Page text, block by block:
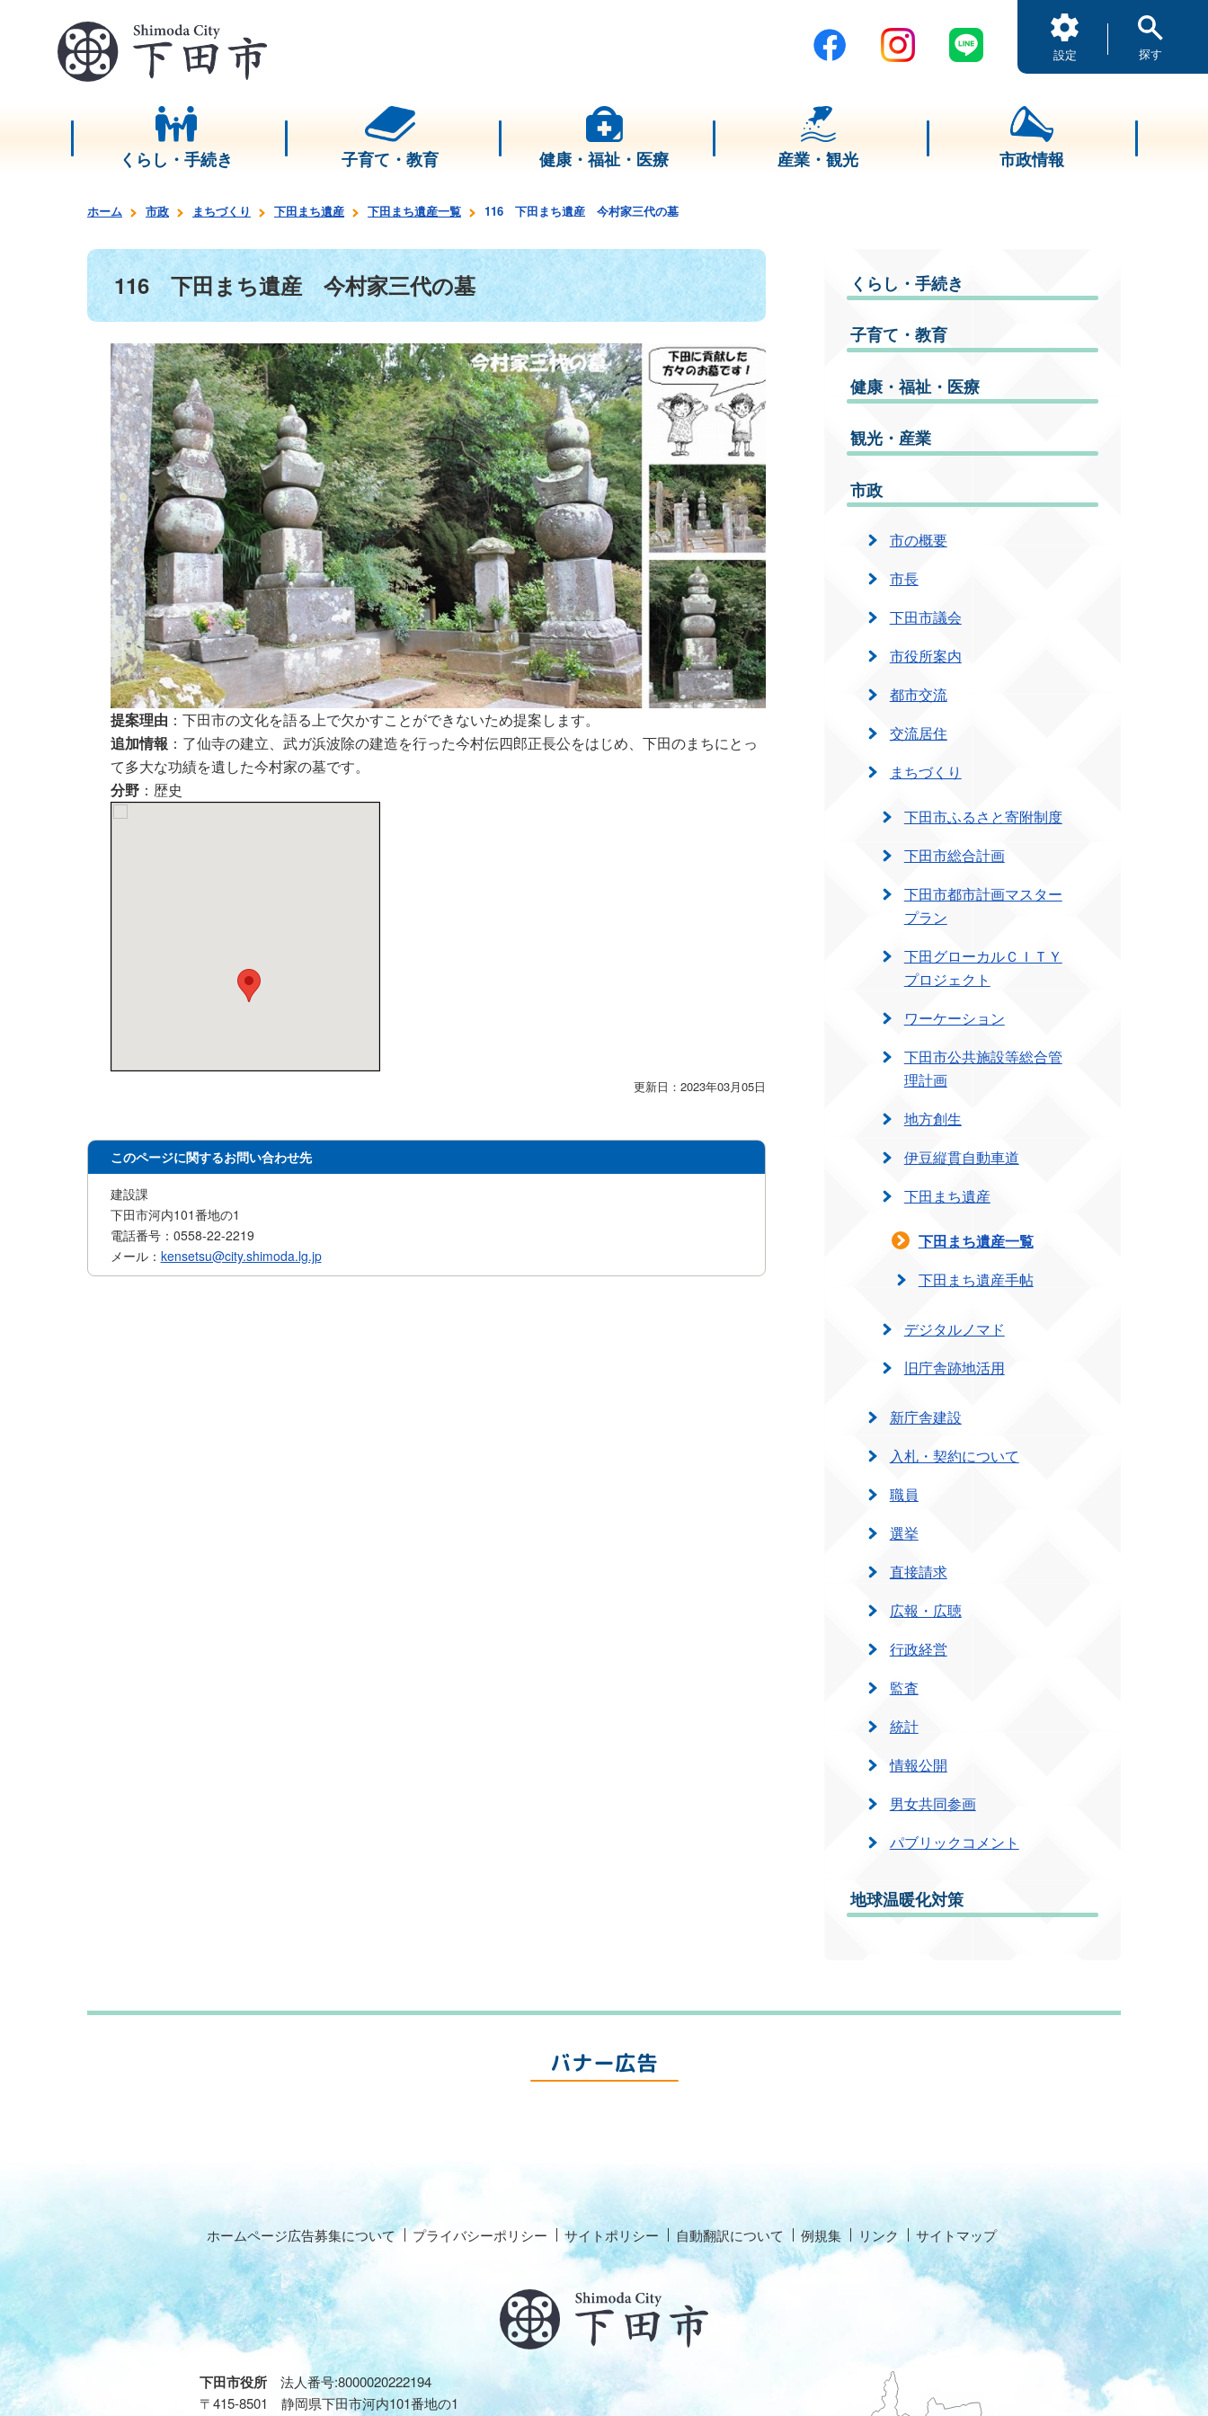
設定 探す
くらし・手続き 子育て・教育 健康・福祉・医療 産業・観光 市政情報
ホーム 市政 まちづくり 下田まち遺産 下田まち遺産一覧 116 下田まち遺産 今村家三代の墓
116 下田まち遺産 今村家三代の墓
提案理由 ：下田市の文化を語る上で欠かすことができないため提案します。
追加情報 ：了仙寺の建立、武ガ浜波除の建造を行った今村伝四郎正長公をはじめ、下田のまちにとっ
て多大な功績を遺した今村家の墓です。
分野 ：歴史
更新日：2023年03月05日
このページに関するお問い合わせ先
建設課
下田市河内101番地の1
電話番号：0558-22-2219
メール： kensetsu@city.shimoda.lg.jp
くらし・手続き
子育て・教育
健康・福祉・医療
観光・産業
市政
市の概要
市長
下田市議会
市役所案内
都市交流
交流居住
まちづくり
下田市ふるさと寄附制度
下田市総合計画
下田市都市計画マスター
プラン
下田グローカルＣＩＴＹ
プロジェクト
ワーケーション
下田市公共施設等総合管
理計画
地方創生
伊豆縦貫自動車道
下田まち遺産
下田まち遺産一覧
下田まち遺産手帖
デジタルノマド
旧庁舎跡地活用
新庁舎建設
入札・契約について
職員
選挙
直接請求
広報・広聴
行政経営
監査
統計
情報公開
男女共同参画
パブリックコメント
地球温暖化対策
バナー広告
ホームページ広告募集について プライバシーポリシー サイトポリシー 自動翻訳について 例規集 リンク サイトマップ
下田市役所 法人番号:8000020222194
〒415-8501 静岡県下田市河内101番地の1